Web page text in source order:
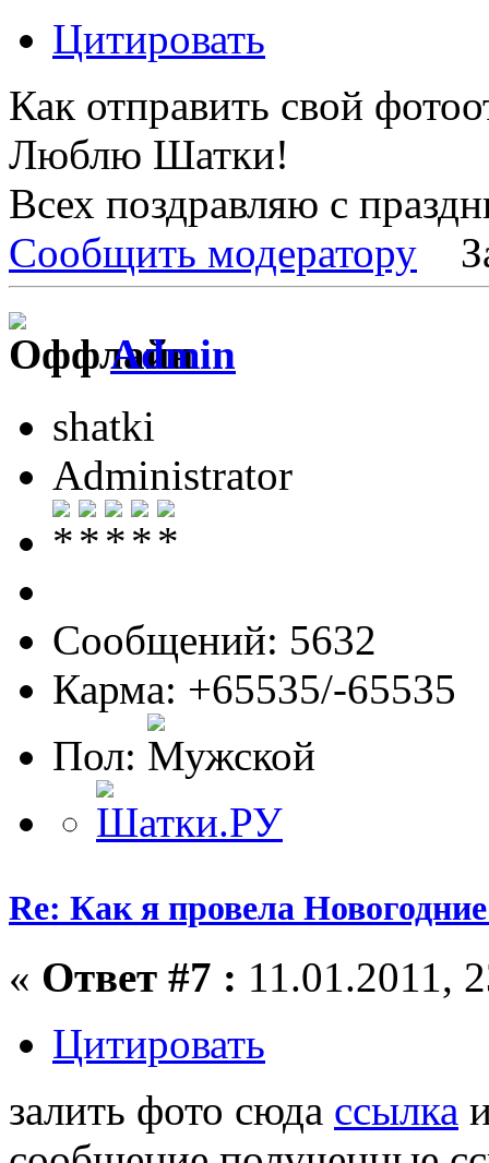
Цитировать
Как отправить свой
Люблю Шатки!
Всех поздравляю с
Сообщить модератору
Admin
shatki
Administrator
Сообщений: 5632
Карма: +65535/-65535
Пол:
Re: Как я провела
« Ответ #7 : 11.01.2011,
Цитировать
залить фото сюда ссылка